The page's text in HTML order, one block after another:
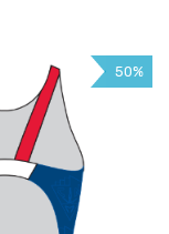
50%